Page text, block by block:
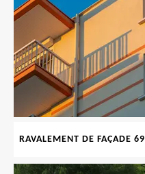
RAVALEMENT DE FAÇADE 69